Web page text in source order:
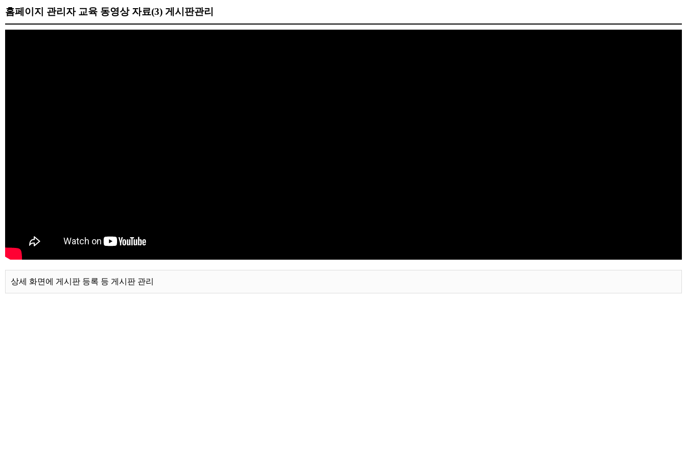
홈페이지 관리자 교육 동영상 자료(3) 게시판관리
상세 화면에 게시판 등록 등 게시판 관리